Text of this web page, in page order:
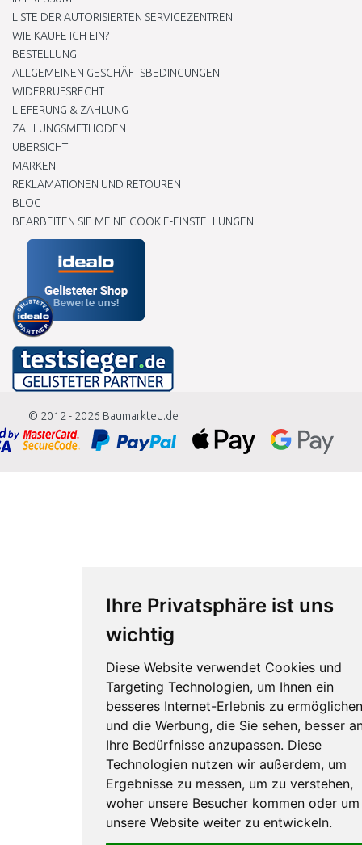
Ihre Privatsphäre ist uns
wichtig
Diese Website verwendet Cookies und
Targeting Technologien, um Ihnen ein
besseres Internet-Erlebnis zu
und die Werbung, die Sie sehen, besser
Ihre Bedürfnisse anzupassen. Diese
Technologien nutzen wir außerdem, um
Ergebnisse zu messen, um zu verstehen,
woher unsere Besucher kommen oder um
unsere Website weiter zu entwickeln.
LISTE DER AUTORISIERTEN SERVICEZENTREN
WIE KAUFE ICH EIN?
BESTELLUNG
ALLGEMEINEN GESCHÄFTSBEDINGUNGEN
WIDERRUFSRECHT
LIEFERUNG & ZAHLUNG
ZAHLUNGSMETHODEN
ÜBERSICHT
MARKEN
REKLAMATIONEN UND RETOUREN
BLOG
BEARBEITEN SIE MEINE COOKIE-EINSTELLUNGEN
© 2012 - 2026 Baumarkteu.de